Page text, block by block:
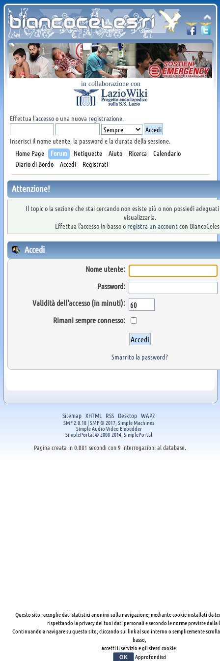
in collaborazione con
Effettua l'accessoo una nuova registrazione.
Inserisci il nome utente, la password e la durata della sessione.
Home Page
Forum Netiquette Aiuto Ricerca
Calendario
Diario di Bordo
Accedi Registrati
Attenzione!
Il topic o la sezione che stai cercando non esiste più o non possiedi
visualizzarla.
Effettua l'accesso in basso o registra un account con
Accedi
Nome utente:
Password:
Validità dell'accesso (in minuti):
Rimani sempre connesso:
Smarrito la password?
Sitemap XHTML RSS Desktop WAP2
SMF 2.0.18|SMF © 2017 Simple Machines
Simple Audio Video Embedder
SimplePortal © 2008-2014, SimplePortal
Pagina creata in 0.081 secondi con 9 interrogazioni al database.
Questo sito raccoglie dati statistici anonimi sulla navigazione, mediante cookie installati da
rispettando la privacy dei tuoi dati personali e secondo le norme previste dalla
Continuando a navigare su questo sito, cliccando sui link al suo interno o semplicemente
basso,
accetti il servizio e gli stessi cookie.
OK Approfondisci